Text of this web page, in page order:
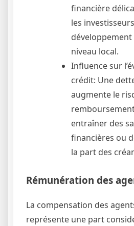
financière
les
niveau local.
Influence sur
crédit: Une
augmente le
entraîner des
financières ou
la part des
Rémunération des
La compensation des
représente une part